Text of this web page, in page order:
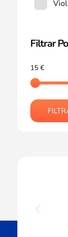
Filtrar
15 €